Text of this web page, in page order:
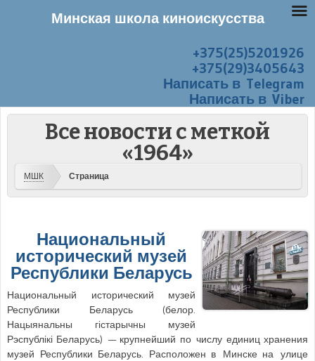
+375(25)5201926
+375(29)3405643
Написать в Telegram
Написать в Viber
Все новости с меткой
«1964»
МШК Страница
Национальный
исторический музей
Республики Беларусь
Национальный исторический музей
Республики Беларусь (белор.
Нацыянальны гістарычны музей
Рэспублікі Беларусь) — крупнейший по числу единиц хранения
музей Республики Беларусь. Расположен в Минске на улице
Минская школа киноискусства